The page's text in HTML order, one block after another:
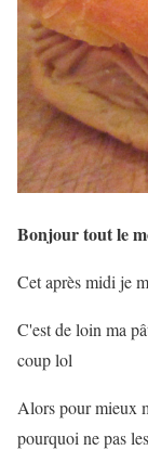
Bonjour tout le
Cet après midi je
C'est de loin ma
coup lol
Alors pour mieux
pourquoi ne pas